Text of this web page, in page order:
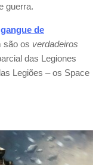
guerra.
gangue de
são os verdadeiros
das Legiones
Legiões – os Space